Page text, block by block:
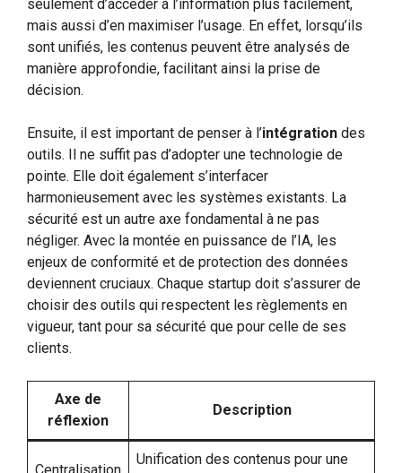
seulement d’accéder à l’information plus facilement,
mais aussi d’en maximiser l’usage. En effet, lorsqu’ils
sont unifiés, les contenus peuvent être analysés de
manière approfondie, facilitant ainsi la prise de
décision.
Ensuite, il est important de penser à l’intégration des
outils. Il ne suffit pas d’adopter une technologie de
pointe. Elle doit également s’interfacer
harmonieusement avec les systèmes existants. La
sécurité est un autre axe fondamental à ne pas
négliger. Avec la montée en puissance de l’IA, les
enjeux de conformité et de protection des données
deviennent cruciaux. Chaque startup doit s’assurer de
choisir des outils qui respectent les règlements en
vigueur, tant pour sa sécurité que pour celle de ses
clients.
Axe de
réflexion
Description
Centralisation
Unification des contenus pour une